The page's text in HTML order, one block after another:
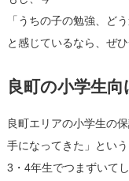
「うちの子の勉強、ど
と感じているなら、ぜ
良町の小学生
良町エリアの小学生の
手になってきた」という
3・4年生でつまずいて